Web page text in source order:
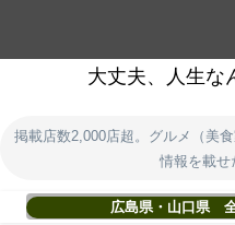
大丈夫、人生な
掲載店数2,000店超。グルメ（美
情報を載せ
広島県・山口県